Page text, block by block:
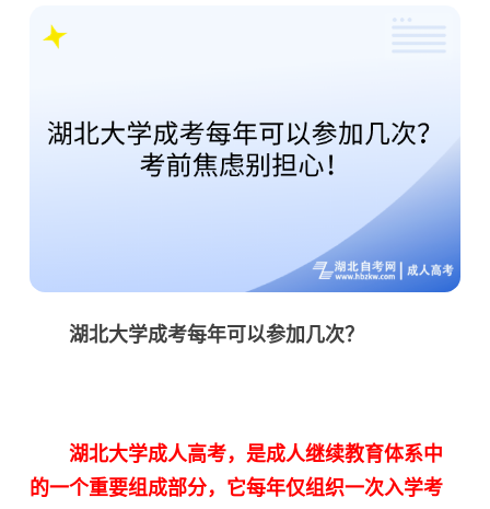
湖北大学成考每年可以参加几次？
湖北大学成人高考，是成人继续教育体系中
的一个重要组成部分，它每年仅组织一次入学考